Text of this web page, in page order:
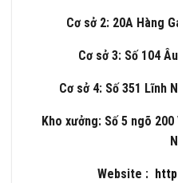
Cơ sở 2: 20A Hàng
Cơ sở 3: Số 104
Cơ sở 4: Số 351 Lĩnh
Kho xưởng: Số 5 ngõ
Website :